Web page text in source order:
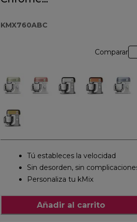
KMX760ABC
Comparar
Tú estableces la velocidad
Sin desorden, sin
Personaliza tu kMix
Añadir al carrito